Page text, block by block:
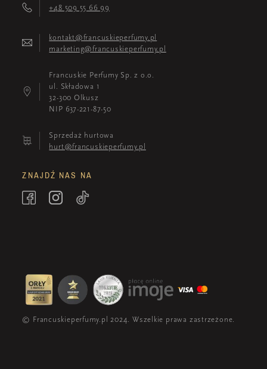
+48 509 55 66 99
kontakt@francuskieperfumy.pl
marketing@francuskieperfumy.pl
Francuskie Perfumy Sp. z o.o.
ul. Składowa 1
32-300 Olkusz
NIP 637-221-87-50
Sprzedaż hurtowa
hurt@francuskieperfumy.pl
ZNAJDŹ NAS NA
© Francuskieperfumy.pl 2024. Wszelkie prawa zastrzeżone.